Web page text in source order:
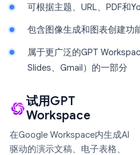
可根据主题、URL、PDF和
包含图像生成和图表创建功
属于更广泛的GPT
Slides、Gmail）的一部分
试用GPT
Workspace
在Google Workspace内生成AI
驱动的演示文稿、电子表格、